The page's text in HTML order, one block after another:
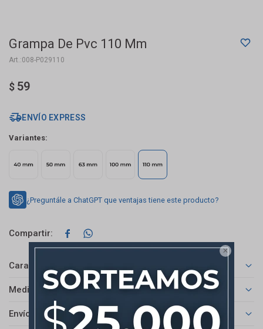

Grampa De Pvc 110 Mm
008-P029110
$ 59
ENVÍO EXPRESS
Variantes:
¿Preguntále a ChatGPT que ventajas tiene este producto?
 
Características
Medios de pago
Envíos